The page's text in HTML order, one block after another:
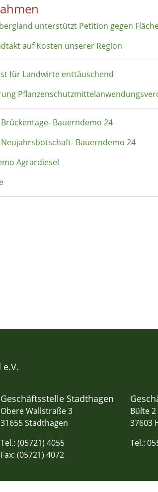
unterstützt Petition gegen
auf Kosten unserer Region
für Landwirte enttäuschend
Bauerndemo 24
Neujahrsbotschaft- Bauerndemo 24
Agrardiesel
Geschäftsstelle Stadthagen
Obere Wallstraße 3
31655 Stadthagen
Tel.: (05721) 4055
Fax: (05721) 4072
Bülte 2
37603
Tel.: